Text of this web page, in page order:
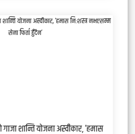
गाजा शान्ति योजना अस्वीकार, ‘हमास